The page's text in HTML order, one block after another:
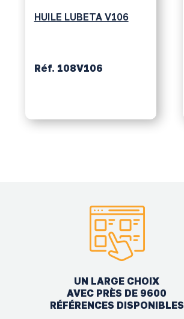
HUILE LUBETA V106
Réf. 108V106
UN LARGE CHOIX
AVEC PRÈS DE 9600
RÉFÉRENCES DISPONIBLES